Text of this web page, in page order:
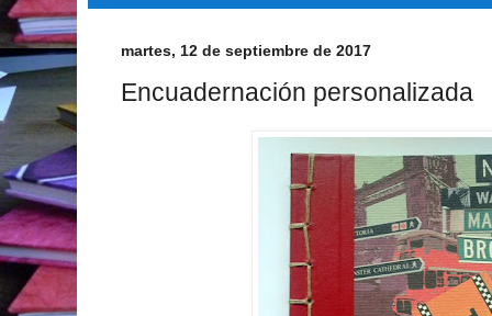
martes, 12 de septiembre de 2017
Encuadernación personalizada